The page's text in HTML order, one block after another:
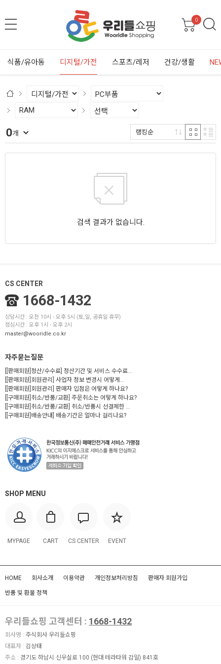
0
식품/유아동 디지털/가전 스포츠/레저 건강/생활
0개 랭킹순
검색 결과가 없습니다.
CS CENTER
1668-1432
상담시간 : 오전 10시 - 오후 5시 (토,일, 공휴일 휴무)
점심시간 : 오후 1시 - 오후 2시
master@wooridle.co.kr
자주묻는질문
[[판매회원]정산/수수료] 정산기간 및 서비스 수수료...
[[판매회원]회원관리] 사업자 정보 변경시 어떻게...
[[판매회원]회원관리] 판매자 입점은 어떻게 하나요?
[[구매회원]취소/반품/교환] 주문취소는 어떻게 하나요?
[[구매회원]취소/반품/교환] 취소/반품시 선결제한 ...
[[구매회원]배송안내] 배송기간은 얼마나 걸리나요?
SHOP MENU
MYPAGE CART CS CENTER EVENT
HOME 회사소개 이용약관 개인정보처리방침 판매자 회원가입
반품 및 환불 정책
우리들쇼핑 고객센터 : 1668-1432
회사명 : 주식회사 우리들쇼핑
대표자 : 김상태
주소 : 경기도 하남시 신우실로 100 (현대 테라타워 감일) 841호